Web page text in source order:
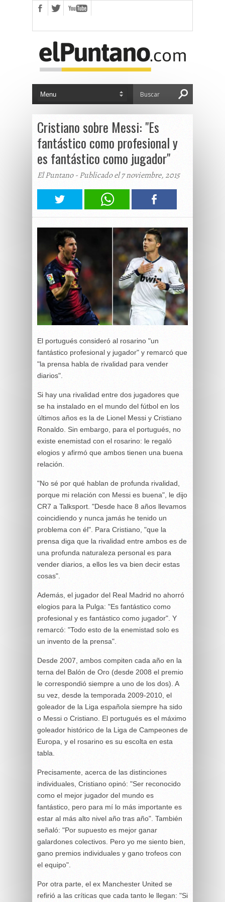
Cristiano sobre Messi: "Es
fantástico como profesional y
es fantástico como jugador"
El Puntano - Publicado el 7 noviembre, 2015
El portugués consideró al rosarino "un
fantástico profesional y jugador" y remarcó que
"la prensa habla de rivalidad para vender
diarios".
Si hay una rivalidad entre dos jugadores que
se ha instalado en el mundo del fútbol en los
últimos años es la de Lionel Messi y Cristiano
Ronaldo. Sin embargo, para el portugués, no
existe enemistad con el rosarino: le regaló
elogios y afirmó que ambos tienen una buena
relación.
"No sé por qué hablan de profunda rivalidad,
porque mi relación con Messi es buena", le dijo
CR7 a Talksport. "Desde hace 8 años llevamos
coincidiendo y nunca jamás he tenido un
problema con él". Para Cristiano, "que la
prensa diga que la rivalidad entre ambos es de
una profunda naturaleza personal es para
vender diarios, a ellos les va bien decir estas
cosas".
Además, el jugador del Real Madrid no ahorró
elogios para la Pulga: "Es fantástico como
profesional y es fantástico como jugador". Y
remarcó: "Todo esto de la enemistad solo es
un invento de la prensa".
Desde 2007, ambos compiten cada año en la
terna del Balón de Oro (desde 2008 el premio
le correspondió siempre a uno de los dos). A
su vez, desde la temporada 2009-2010, el
goleador de la Liga española siempre ha sido
o Messi o Cristiano. El portugués es el máximo
goleador histórico de la Liga de Campeones de
Europa, y el rosarino es su escolta en esta
tabla.
Precisamente, acerca de las distinciones
individuales, Cristiano opinó: "Ser reconocido
como el mejor jugador del mundo es
fantástico, pero para mí lo más importante es
estar al más alto nivel año tras año". También
señaló: "Por supuesto es mejor ganar
galardones colectivos. Pero yo me siento bien,
gano premios individuales y gano trofeos con
el equipo".
Por otra parte, el ex Manchester United se
refirió a las críticas que cada tanto le llegan: "Si